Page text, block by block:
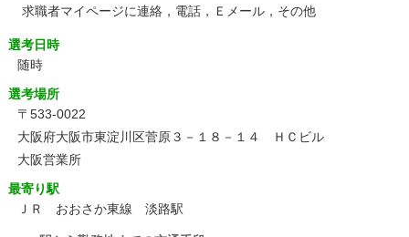
求職者マイページに連絡，電話，Ｅメール，その他
選考日時
随時
選考場所
〒533-0022
大阪府大阪市東淀川区菅原３－１８－１４ ＨＣビル
大阪営業所
最寄り駅
ＪＲ おおさか東線 淡路駅